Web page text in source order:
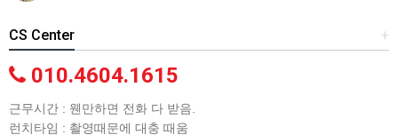
+
CS Center
010.4604.1615
근무시간 : 웬만하면 전화 다 받음.
런치타임 : 촬영때문에 대충 때움